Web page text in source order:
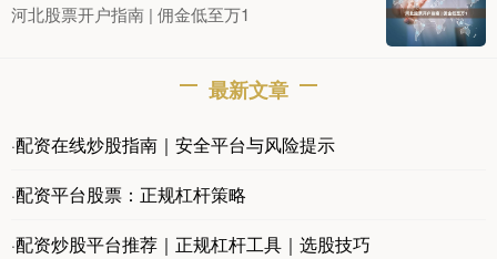
河北股票开户指南 | 佣金低至万1
最新文章
·配资在线炒股指南｜安全平台与风险提示
·配资平台股票：正规杠杆策略
·配资炒股平台推荐｜正规杠杆工具｜选股技巧